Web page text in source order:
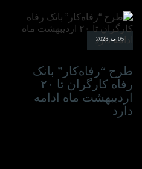
05 مه 2026
طرح “رفاه‌کار” بانک
رفاه کارگران تا ۲۰
اردیبهشت ماه ادامه
دارد